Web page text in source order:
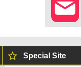
Special Site